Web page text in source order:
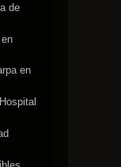
de
en